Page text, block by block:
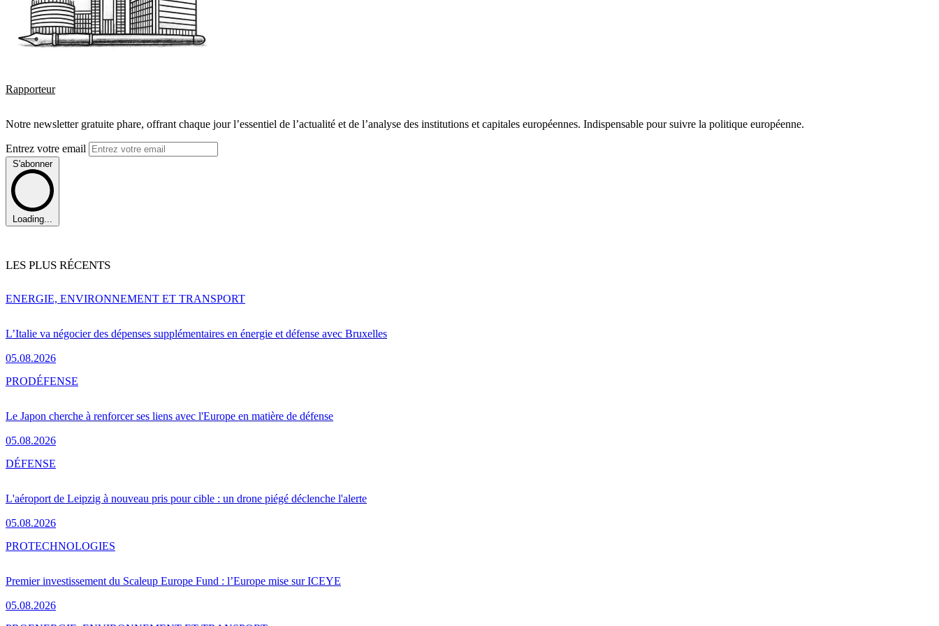
Rapporteur
Notre newsletter gratuite phare, offrant chaque jour l’essentiel de l’actualité et de l’analyse des institutions et capitales européennes. Indispensable pour suivre la politique européenne.
Entrez votre email
S'abonner
Loading...
LES PLUS RÉCENTS
L’Italie va négocier des dépenses supplémentaires en énergie et défense avec Bruxelles
05.08.2026
ENERGIE, ENVIRONNEMENT ET TRANSPORT
Le Japon cherche à renforcer ses liens avec l'Europe en matière de défense
05.08.2026
PRODÉFENSE
L'aéroport de Leipzig à nouveau pris pour cible : un drone piégé déclenche l'alerte
05.08.2026
DÉFENSE
Premier investissement du Scaleup Europe Fund : l’Europe mise sur ICEYE
05.08.2026
PROTECHNOLOGIES